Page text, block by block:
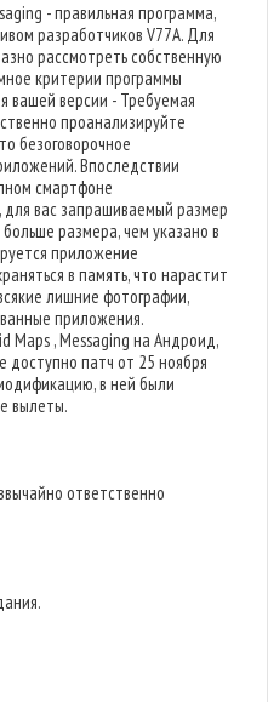
- правильная программа,
разработчиков V77A. Для
рассмотреть собственную
критерии программы
вашей версии - Требуемая
проанализируйте
безоговорочное
Впоследствии
смартфоне
для вас запрашиваемый размер
размера, чем указано в
приложение
в память, что нарастит
лишние фотографии,
приложения.
Maps , Messaging на Андроид,
доступно патч от 25 ноября
в ней были
вылеты.
ответственно